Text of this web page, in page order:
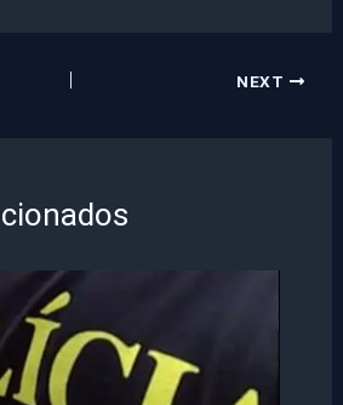
NEXT